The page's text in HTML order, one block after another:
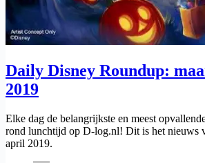
Daily Disney Roundup:
2019
Elke dag de belangrijkste en meest
rond lunchtijd op D-log.nl! Dit is het nieuws
april 2019.